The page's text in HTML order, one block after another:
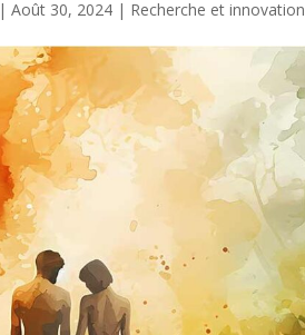
|Août 30, 2024 | Recherche et innovation